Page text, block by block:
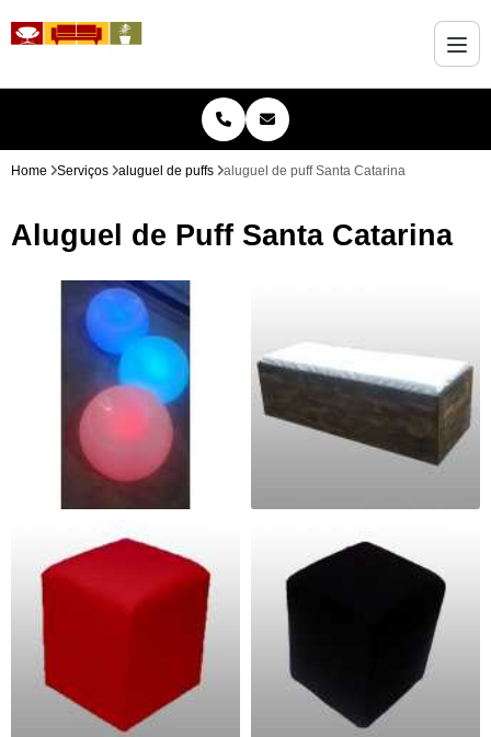
Home Serviços aluguel de puffs aluguel de puff Santa Catarina
Aluguel de Puff Santa Catarina